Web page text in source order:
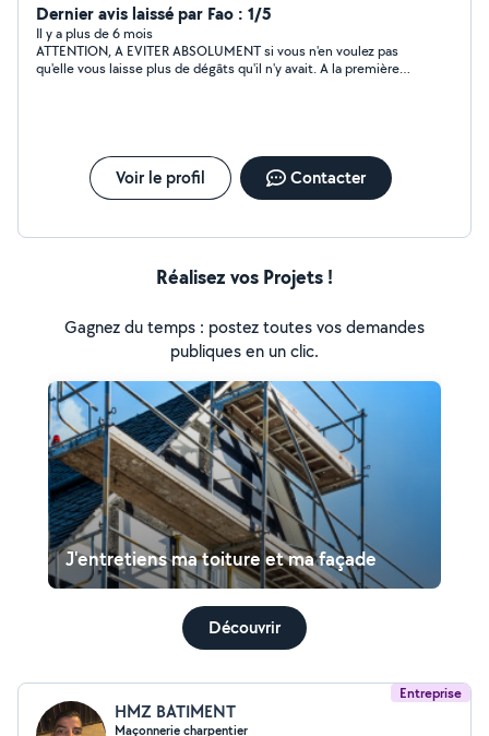
Dernier avis laissé par Fao : 1/5
Il y a plus de 6 mois
ATTENTION, A EVITER ABSOLUMENT si vous n'en voulez pas
qu'elle vous laisse plus de dégâts qu'il n'y avait. A la première
Voir le profil Contacter
Réalisez vos Projets !
Gagnez du temps : postez toutes vos demandes
publiques en un clic.
J'entretiens ma toiture et ma façade
Découvrir
Entreprise
HMZ BATIMENT
Maçonnerie charpentier